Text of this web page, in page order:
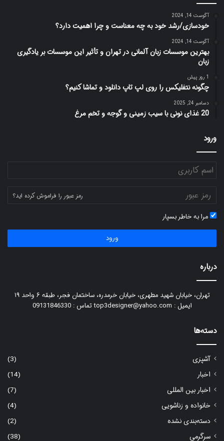
آگوست 14, 2024
خودسازی/رشد خود به چه معناست و چرا اهمیت دارد؟
آگوست 14, 2024
بهترین موسسات زبان آلمانی در تهران و تأثیر این موسسات بر یادگیری
زبان
1 روز پیش
چگونه نتفلیکس را روی لپ تاپ دانلود و تماشا کنیم؟
دسامبر 24, 2025
20 غذای نونی با سیب زمینی و گوجه و تخم مرغ
ورود
رمز عبور را فراموش کرده اید؟
مرا به خاطر بسپار
ورود
درباره
تهران، خیابان شهید مطهری، خیابان خرمدره، ساختمان فجر، طبقه ۶ واحد ۱۹
ایمیل : top3designer@yahoo.com تماس : 09131846330
دسته‌ها
آشپزی
(3)
اخبار
(14)
اخبار بین المللی
(7)
خانواده و زناشویی
(4)
دسته‌بندی نشده
(2)
سرگرمی
(38)